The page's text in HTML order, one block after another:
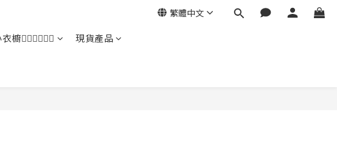
繁體中文
櫥🙆🏻‍♀️🙆🏻‍♂️
現貨產品